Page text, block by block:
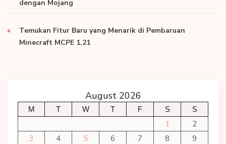
dengan Mojang
Temukan Fitur Baru yang Menarik di Pembaruan
Minecraft MCPE 1.21
August 2026
M T W T F S S
1
2
3
4 5 6 7 8
9